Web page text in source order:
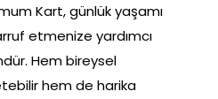
Kart, günlük yaşamı
etmenize yardımcı
Hem bireysel
hem de harika